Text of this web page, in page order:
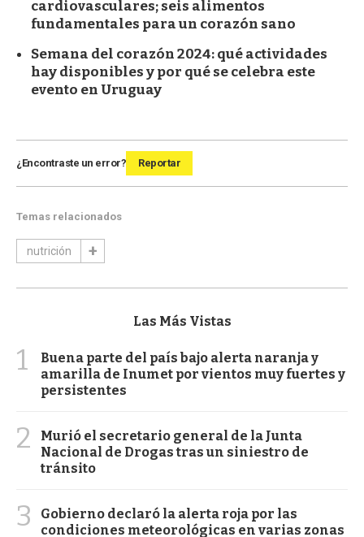
cardiovasculares; seis alimentos
fundamentales para un corazón sano
Semana del corazón 2024: qué actividades
hay disponibles y por qué se celebra este
evento en Uruguay
¿Encontraste un error? Reportar
Temas relacionados
nutrición
Las Más Vistas
1
Buena parte del país bajo alerta naranja y
amarilla de Inumet por vientos muy fuertes y
persistentes
2
Murió el secretario general de la Junta
Nacional de Drogas tras un siniestro de
tránsito
3
Gobierno declaró la alerta roja por las
condiciones meteorológicas en varias zonas